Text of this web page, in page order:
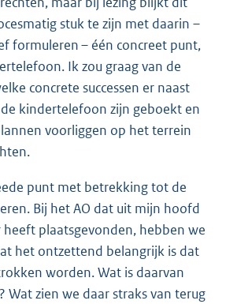
stuk te zijn met daarin –
formuleren – één concreet punt,
Ik zou graag van de
concrete successen er naast
kindertelefoon zijn geboekt en
voorliggen op het terrein
punt met betrekking tot de
Bij het AO dat uit mijn hoofd
heeft plaatsgevonden, hebben we
het ontzettend belangrijk is dat
worden. Wat is daarvan
Wat zien we daar straks van terug